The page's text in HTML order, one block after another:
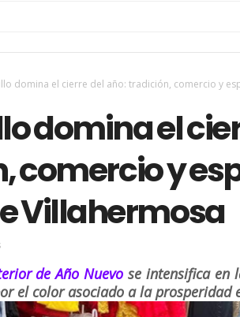
domina el cierre del año: tradición, comercio y
domina el
comercio y
Villahermosa
de Año Nuevo se intensifica en
el color asociado a la prosperidad